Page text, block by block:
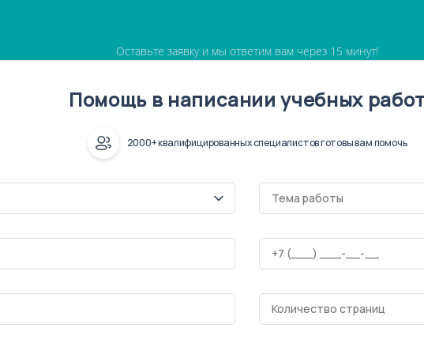
Оставьте заявку и мы ответим вам через 15 минут!
Помощь в написании учебных
2000+ квалифицированных специалистов готовы вам помочь